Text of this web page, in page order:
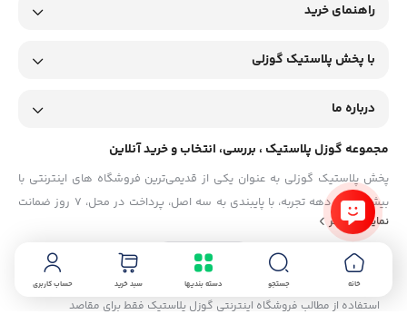
خانه جستجو دسته بندیها سبد خرید حساب کاربری
راهنمای خرید
با پخش پلاستیک گوزلی
درباره ما
مجموعه گوزل پلاستیک ، بررسی، انتخاب و خرید آنلاین
پخش پلاستیک گوزلی به عنوان یکی از قدیمی‌ترین فروشگاه های اینترنتی با
بیش از یک دهه تجربه، با پایبندی به سه اصل، پرداخت در محل، ۷ روز ضمانت
بازگشت کالا و تضمین اصل‌بودن کالا موفق شده تا همگام با فروشگاه‌های
معتبر جهان، به بزرگ‌ترین فروشگاه اینترنتی ایران تبدیل شود. به محض ورود به
سایت پخش پلاستیک گوزلی با دنیایی از کالا رو به رو می‌شوید! هر آنچه که نیاز
دارید و به ذهن شما خطور می‌کند در اینجا پیدا خواهید کرد.
نمایش بیشتر
استفاده از مطالب فروشگاه اینترنتی گوزل پلاستیک فقط برای مقاصد